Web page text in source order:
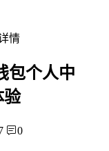
情
包个人中
验
0